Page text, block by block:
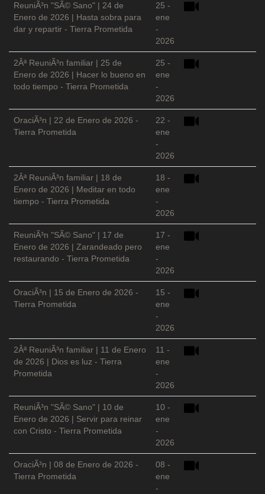
ReuniÃ³n "SÃ© Sano" | 24 de
Enero de 2026 | Hasta sobra para
dar y repartir - Tierra Prometida
25 -
ene
-
2026
2Âª ReuniÃ³n familiar | 25 de
Enero de 2026 | Hacer lo bueno en
todo tiempo - Tierra Prometida
25 -
ene
-
2026
OraciÃ³n | 22 de Enero de 2026 -
Tierra Prometida
22 -
ene
-
2026
2Âª ReuniÃ³n familiar | 18 de
Enero de 2026 | Meditar en todo
tiempo - Tierra Prometida
18 -
ene
-
2026
ReuniÃ³n "SÃ© Sano" | 17 de
Enero de 2026 | Zarandeado pero
restaurando - Tierra Prometida
17 -
ene
-
2026
OraciÃ³n | 15 de Enero de 2026 -
Tierra Prometida
15 -
ene
-
2026
2Âª ReuniÃ³n familiar | 11 de Enero
de 2026 | Dios es luz - Tierra
Prometida
11 -
ene
-
2026
ReuniÃ³n "SÃ© Sano" | 10 de
Enero de 2026 | Servir para reinar
con Cristo - Tierra Prometida
10 -
ene
-
2026
OraciÃ³n | 08 de Enero de 2026 -
Tierra Prometida
08 -
ene
-